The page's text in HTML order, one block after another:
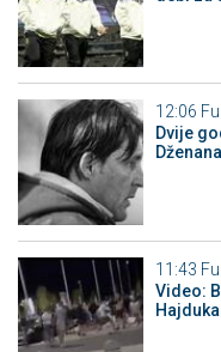
12:06
Dvije
11:43
Video: